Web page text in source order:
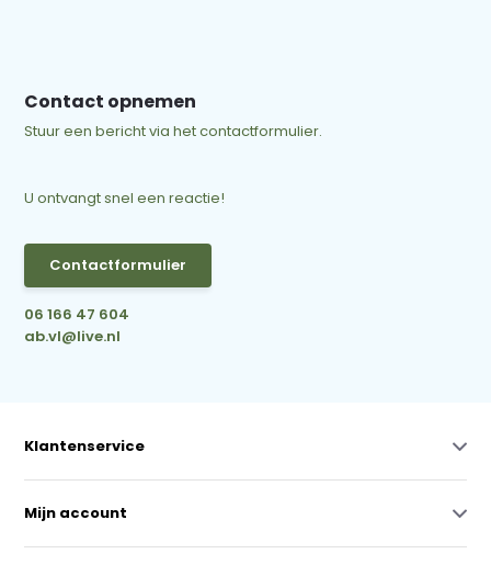
Contact opnemen
Stuur een bericht via het contactformulier.
U ontvangt snel een reactie!
Contactformulier
06 166 47 604
ab.vl@live.nl
Klantenservice
Mijn account